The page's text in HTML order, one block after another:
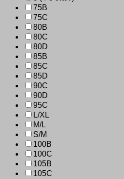
75B
75C
80B
80C
80D
85B
85C
85D
90C
90D
95C
L/XL
M/L
S/M
100B
100C
105B
105C